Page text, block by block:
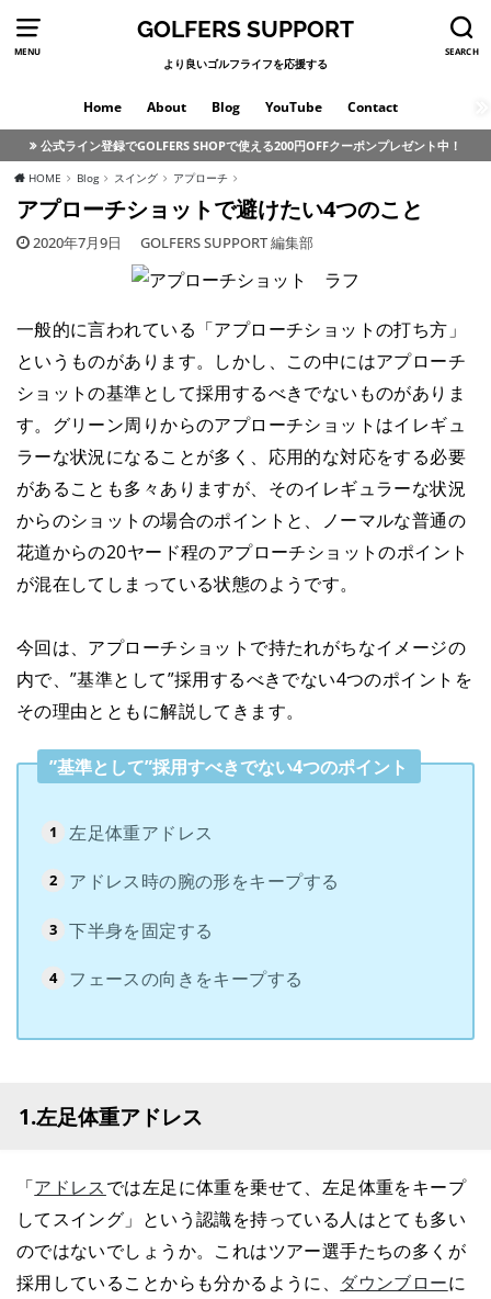
MENU SEARCH
GOLFERS SUPPORT
より良いゴルフライフを応援する
Home About Blog YouTube Contact
公式ライン登録でGOLFERS SHOPで使える200円OFFクーポンプレゼント中！
HOME Blog スイング アプローチ
アプローチショットで避けたい4つのこと
2020年7月9日 GOLFERS SUPPORT 編集部
一般的に言われている「アプローチショットの打ち方」
というものがあります。しかし、この中にはアプローチ
ショットの基準として採用するべきでないものがありま
す。グリーン周りからのアプローチショットはイレギュ
ラーな状況になることが多く、応用的な対応をする必要
があることも多々ありますが、そのイレギュラーな状況
からのショットの場合のポイントと、ノーマルな普通の
花道からの20ヤード程のアプローチショットのポイント
が混在してしまっている状態のようです。
今回は、アプローチショットで持たれがちなイメージの
内で、”基準として”採用するべきでない4つのポイントを
その理由とともに解説してきます。
”基準として”採用すべきでない4つのポイント
左足体重アドレス
アドレス時の腕の形をキープする
下半身を固定する
フェースの向きをキープする
1.左足体重アドレス
「アドレスでは左足に体重を乗せて、左足体重をキープ
してスイング」という認識を持っている人はとても多い
のではないでしょうか。これはツアー選手たちの多くが
採用していることからも分かるように、 ダウンブローに